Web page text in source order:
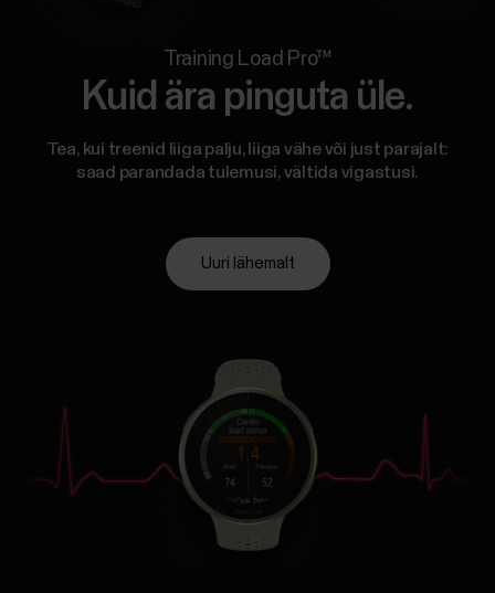
Training Load Pro™
Kuid ära pinguta üle.
Tea, kui treenid liiga palju, liiga vähe või just parajalt:
saad parandada tulemusi, vältida vigastusi.
Uuri lähemalt